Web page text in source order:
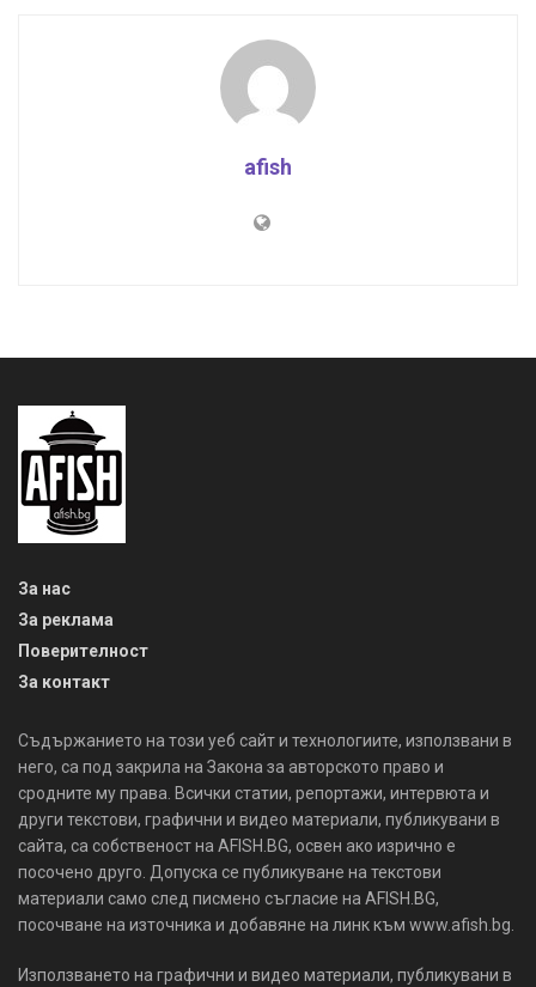
afish
За нас
За реклама
Поверителност
За контакт
Съдържанието на този уеб сайт и технологиите, използвани в
него, са под закрила на Закона за авторското право и
сродните му права. Всички статии, репортажи, интервюта и
други текстови, графични и видео материали, публикувани в
сайта, са собственост на AFISH.BG, освен ако изрично е
посочено друго. Допуска се публикуване на текстови
материали само след писмено съгласие на AFISH.BG,
посочване на източника и добавяне на линк към www.afish.bg.
Използването на графични и видео материали, публикувани в